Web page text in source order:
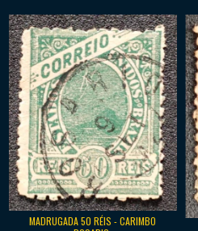
MADRUGADA 50 RÉIS - CARIMBO